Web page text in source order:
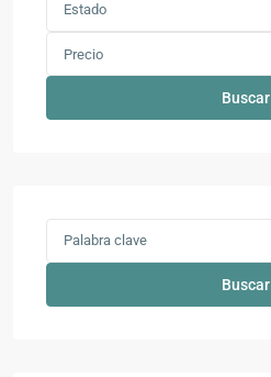
Estado
Precio
Buscar
Buscar